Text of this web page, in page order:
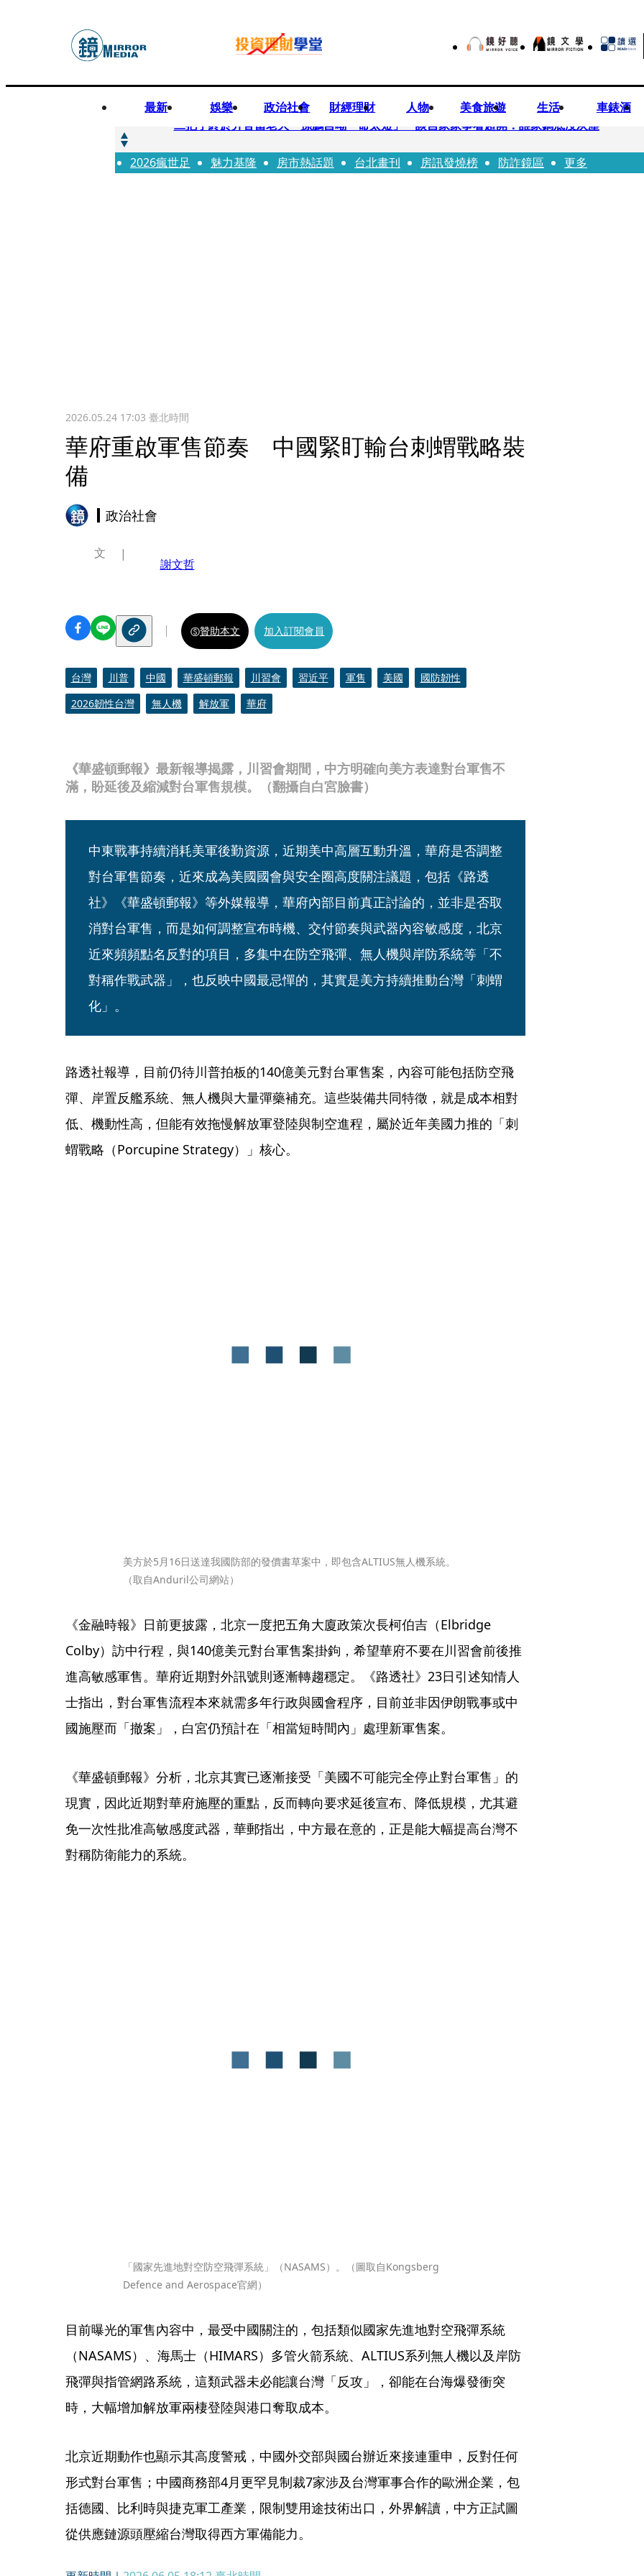
最新 娛樂 政治社會 財經理財 人物 美食旅遊 生活 車錶酒
快訊
二把手終於升官當老大 孫鵬自嘲「命太短」 談自家家事看超開：誰家鍋底沒灰塵
快訊
蔡英文做2件事「嚇壞一堆人」 黃暐瀚分析台東戰況：變成五五波
2026瘋世足 魅力基隆 房市熱話題 台北畫刊 房訊發燒榜 防詐鏡區 更多
2026.05.24 17:03 臺北時間
華府重啟軍售節奏 中國緊盯輸台刺蝟戰略裝
備
政治社會
《華盛頓郵報》最新報導揭露，川習會期間，中方明確向美方表達對台軍售不
滿，盼延後及縮減對台軍售規模。（翻攝自白宮臉書）
文
謝文哲
贊助本文 加入訂閱會員
台灣 川普 中國 華盛頓郵報 川習會 習近平 軍售 美國
國防韌性
2026韌性台灣
無人機 解放軍 華府
中東戰事持續消耗美軍後勤資源，近期美中高層互動升溫，華府是否調整
對台軍售節奏，近來成為美國國會與安全圈高度關注議題，包括《路透
社》《華盛頓郵報》等外媒報導，華府內部目前真正討論的，並非是否取
消對台軍售，而是如何調整宣布時機、交付節奏與武器內容敏感度，北京
近來頻頻點名反對的項目，多集中在防空飛彈、無人機與岸防系統等「不
對稱作戰武器」，也反映中國最忌憚的，其實是美方持續推動台灣「刺蝟
化」。
路透社報導，目前仍待川普拍板的140億美元對台軍售案，內容可能包括防空飛
彈、岸置反艦系統、無人機與大量彈藥補充。這些裝備共同特徵，就是成本相對
低、機動性高，但能有效拖慢解放軍登陸與制空進程，屬於近年美國力推的「刺
蝟戰略（Porcupine Strategy）」核心。
美方於5月16日送達我國防部的發價書草案中，即包含ALTIUS無人機系統。
（取自Anduril公司網站）
《金融時報》日前更披露，北京一度把五角大廈政策次長柯伯吉（Elbridge
Colby）訪中行程，與140億美元對台軍售案掛鉤，希望華府不要在川習會前後推
進高敏感軍售。華府近期對外訊號則逐漸轉趨穩定。《路透社》23日引述知情人
士指出，對台軍售流程本來就需多年行政與國會程序，目前並非因伊朗戰事或中
國施壓而「撤案」，白宮仍預計在「相當短時間內」處理新軍售案。
《華盛頓郵報》分析，北京其實已逐漸接受「美國不可能完全停止對台軍售」的
現實，因此近期對華府施壓的重點，反而轉向要求延後宣布、降低規模，尤其避
免一次性批准高敏感度武器，華郵指出，中方最在意的，正是能大幅提高台灣不
對稱防衛能力的系統。
「國家先進地對空防空飛彈系統」（NASAMS）。（圖取自Kongsberg
Defence and Aerospace官網）
目前曝光的軍售內容中，最受中國關注的，包括類似國家先進地對空飛彈系統
（NASAMS）、海馬士（HIMARS）多管火箭系統、ALTIUS系列無人機以及岸防
飛彈與指管網路系統，這類武器未必能讓台灣「反攻」，卻能在台海爆發衝突
時，大幅增加解放軍兩棲登陸與港口奪取成本。
北京近期動作也顯示其高度警戒，中國外交部與國台辦近來接連重申，反對任何
形式對台軍售；中國商務部4月更罕見制裁7家涉及台灣軍事合作的歐洲企業，包
括德國、比利時與捷克軍工產業，限制雙用途技術出口，外界解讀，中方正試圖
從供應鏈源頭壓縮台灣取得西方軍備能力。